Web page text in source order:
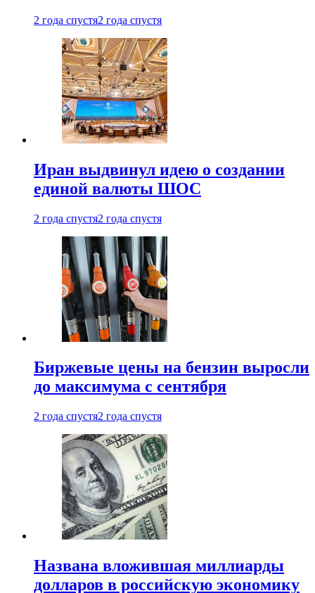
2 года спустя2 года спустя
Иран выдвинул идею о создании
единой валюты ШОС
2 года спустя2 года спустя
Биржевые цены на бензин выросли
до максимума с сентября
2 года спустя2 года спустя
Названа вложившая миллиарды
долларов в российскую экономику